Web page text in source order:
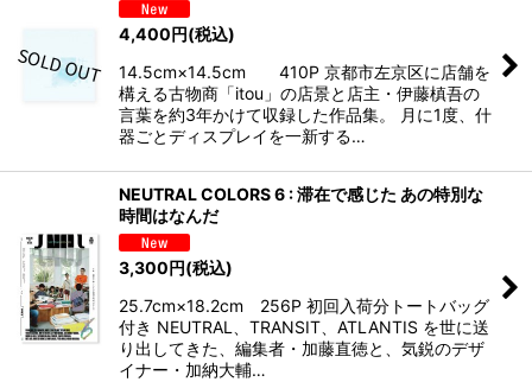
4,400円(税込)
14.5cm×14.5cm 410P 京都市左京区に店舗を
構える古物商「itou」の店景と店主・伊藤槙吾の
言葉を約3年かけて収録した作品集。 月に1度、什
器ごとディスプレイを一新する…
NEUTRAL COLORS 6 : 滞在で感じた あの特別な
時間はなんだ
3,300円(税込)
25.7cm×18.2cm 256P 初回入荷分トートバッグ
付き NEUTRAL、TRANSIT、ATLANTIS を世に送
り出してきた、編集者・加藤直徳と、気鋭のデザ
イナー・加納大輔…